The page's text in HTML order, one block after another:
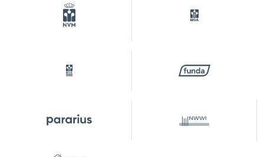
Warm water
gestookt combiketel uit
2014, eigendom)
Eigendom belast met
erfpacht